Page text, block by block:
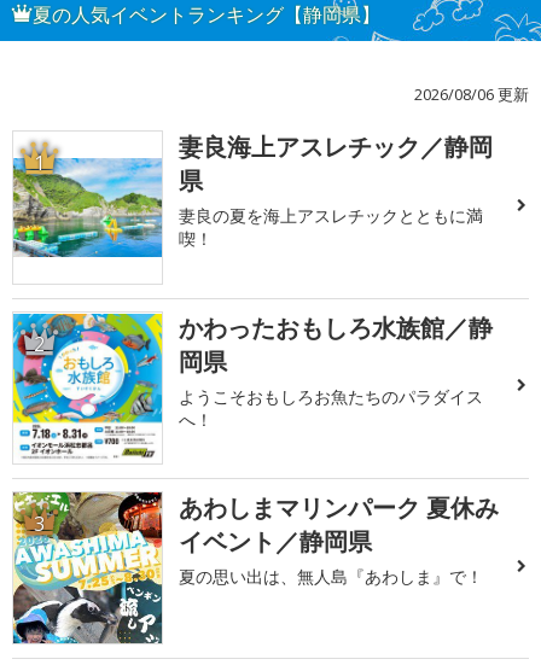
夏の人気イベントランキング【静岡県】
2026/08/06 更新
1
妻良海上アスレチック／静岡
県
妻良の夏を海上アスレチックとともに満
喫！
2
かわったおもしろ水族館／静
岡県
ようこそおもしろお魚たちのパラダイス
へ！
3
あわしまマリンパーク 夏休み
イベント／静岡県
夏の思い出は、無人島『あわしま』で！